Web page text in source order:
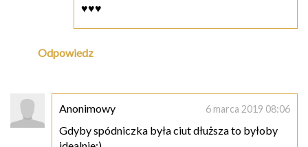
♥♥♥
Odpowiedz
Anonimowy 6 marca 2019 08:06
Gdyby spódniczka była ciut dłuższa to byłoby